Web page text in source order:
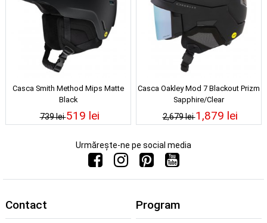
Casca Smith Method Mips Matte
Black
739 lei519 lei
Casca Oakley Mod 7 Blackout Prizm
Sapphire/Clear
2,679 lei1,879 lei
Urmărește-ne pe social media
Contact Program